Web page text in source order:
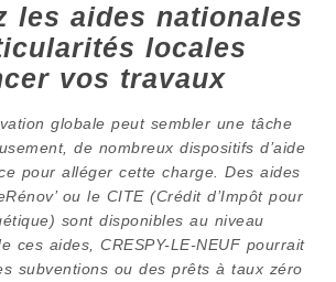
les aides nationales
locales
vos travaux
globale peut sembler une tâche
de nombreux dispositifs d’aide
pour alléger cette charge. Des aides
ou le CITE (Crédit d’Impôt pour
sont disponibles au niveau
ces aides, CRESPY-LE-NEUF pourrait
subventions ou des prêts à taux zéro